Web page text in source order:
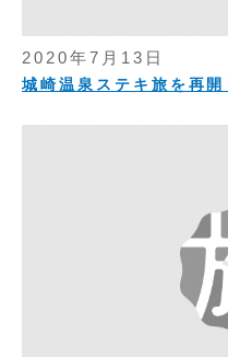
2020年7月13日
城崎温泉ステキ旅を再開